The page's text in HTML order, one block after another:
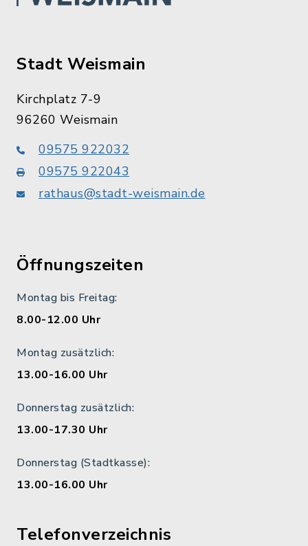
Stadt Weismain
Kirchplatz 7-9
96260 Weismain
09575 922032
09575 922043
rathaus@stadt-weismain.de
Öffnungszeiten
Montag bis Freitag:
8.00-12.00 Uhr
Montag zusätzlich:
13.00-16.00 Uhr
Donnerstag zusätzlich:
13.00-17.30 Uhr
Donnerstag (Stadtkasse):
13.00-16.00 Uhr
Telefonverzeichnis